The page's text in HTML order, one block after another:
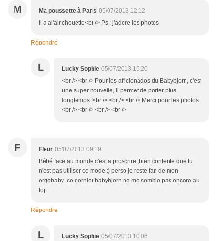
M Ma poussette à Paris 05/07/2013 12:12
Il a al'air chouette<br /> Ps : j'adore les photos
Répondre
L Lucky Sophie 05/07/2013 15:20
<br /> <br /> Pour les afficionados du Babybjorn, c'est
une super nouvelle, il permet de porter plus
longtemps !<br /> <br /> <br /> Merci pour les photos !
<br /> <br /> <br /> <br />
F Fleur 05/07/2013 09:19
Bébé face au monde c'est a proscrire ,bien contente que tu
n'est pas utiliser ce mode :) perso je reste fan de mon
ergobaby ,ce dernier babybjorn ne me semble pas encore au
top
Répondre
L Lucky Sophie 05/07/2013 10:06